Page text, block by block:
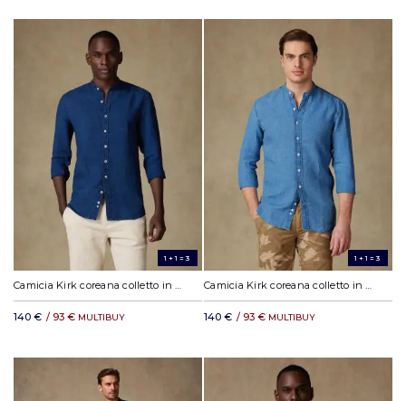
1+1=3
140 € / 93 € MULTIBUY
1+1=3
140 € / 93 € MULTIBUY